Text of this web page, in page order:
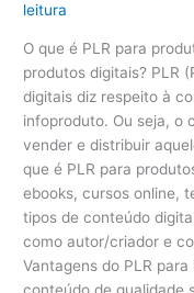
leitura
O que é PLR para
produtos digitais? PLR
digitais diz respeito à
infoproduto. Ou seja, o
vender e distribuir
que é PLR para
ebooks, cursos online,
tipos de conteúdo
como autor/criador e
Vantagens do PLR